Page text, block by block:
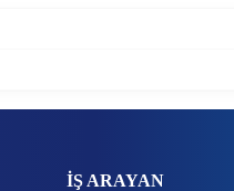
İŞ ARAYAN